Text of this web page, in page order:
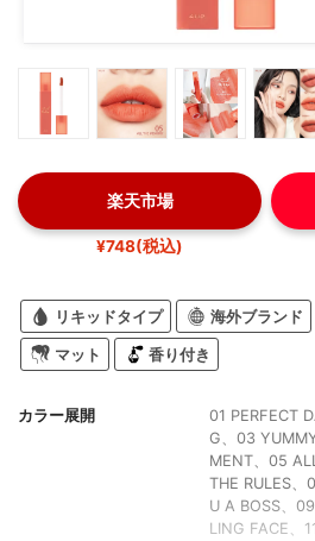
楽天市場
¥748(税込)
リキッドタイプ 海外ブランド
マット 香り付き
カラー展開
01 PERFECT
G、03
MENT、05
THE RULES、
U A BOSS、
LING FACE、